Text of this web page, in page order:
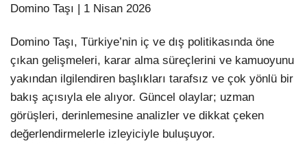
Domino Taşı | 1 Nisan 2026
Domino Taşı, Türkiye’nin iç ve dış politikasında öne
çıkan gelişmeleri, karar alma süreçlerini ve kamuoyunu
yakından ilgilendiren başlıkları tarafsız ve çok yönlü bir
bakış açısıyla ele alıyor. Güncel olaylar; uzman
görüşleri, derinlemesine analizler ve dikkat çeken
değerlendirmelerle izleyiciyle buluşuyor.